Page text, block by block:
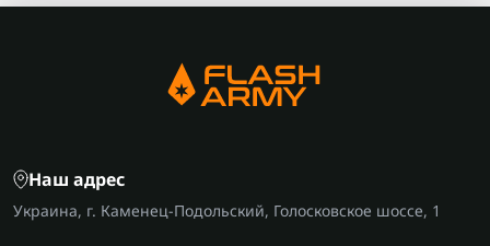
профессиональными инструментами для
точного анализа.
грунта?
Сканер грунта помогает правильно подобрать
Наш адрес
Украина, г. Каменец-Подольский, Голосковское шоссе, 1